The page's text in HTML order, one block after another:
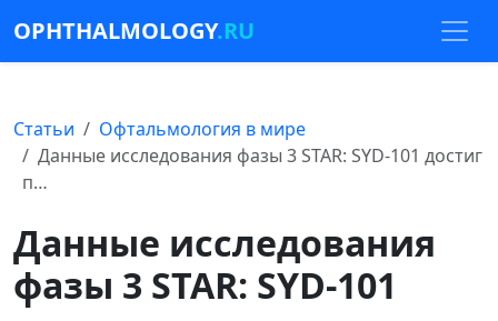
OPHTHALMOLOGY.RU
Статьи
Офтальмология в мире
Данные исследования фазы 3 STAR: SYD-101 достиг
п…
Данные исследования
фазы 3 STAR: SYD-101